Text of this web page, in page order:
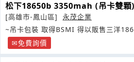
松下18650b 3350mah (吊卡雙顆)
[高雄市-鳳山區]
永茂企業
~吊卡包裝 取得BSMI 得以販售三洋
免費詢價